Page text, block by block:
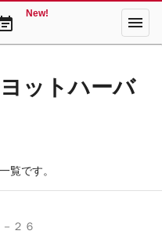
New! menu
ットハーバ
覧です。
２６